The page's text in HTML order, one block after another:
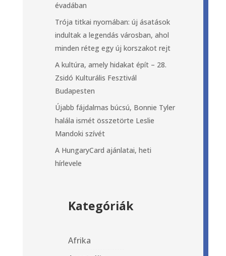
évadában
Trója titkai nyomában: új ásatások
indultak a legendás városban, ahol
minden réteg egy új korszakot rejt
A kultúra, amely hidakat épít – 28.
Zsidó Kulturális Fesztivál
Budapesten
Újabb fájdalmas búcsú, Bonnie Tyler
halála ismét összetörte Leslie
Mandoki szívét
A HungaryCard ajánlatai, heti
hírlevele
Kategóriák
Afrika